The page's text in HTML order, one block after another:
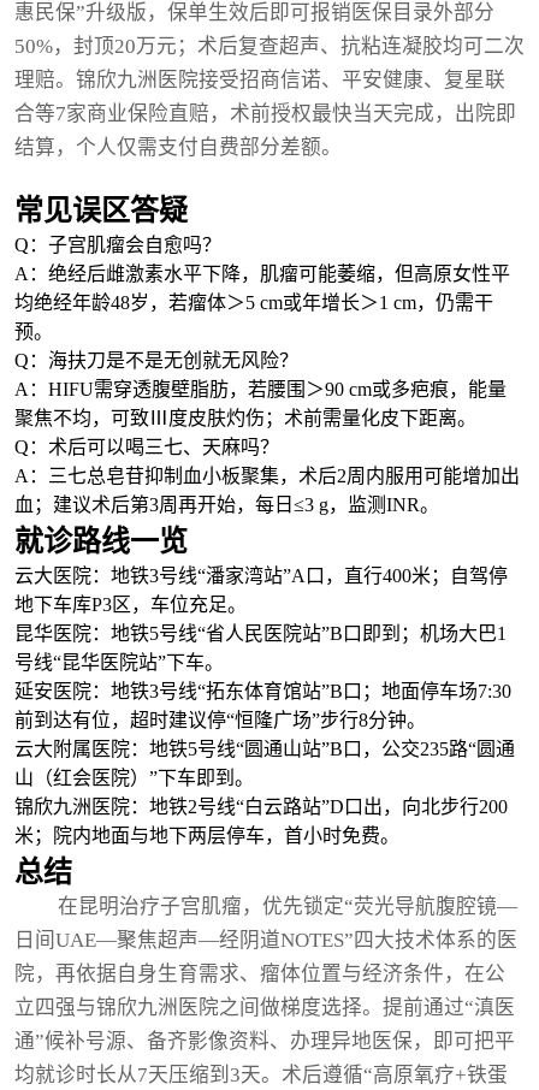
惠民保”升级版，保单生效后即可报销医保目录外部分
50%，封顶20万元；术后复查超声、抗粘连凝胶均可二次
理赔。锦欣九洲医院接受招商信诺、平安健康、复星联
合等7家商业保险直赔，术前授权最快当天完成，出院即
结算，个人仅需支付自费部分差额。
常见误区答疑
Q：子宫肌瘤会自愈吗？
A：绝经后雌激素水平下降，肌瘤可能萎缩，但高原女性平
均绝经年龄48岁，若瘤体＞5 cm或年增长＞1 cm，仍需干
预。
Q：海扶刀是不是无创就无风险？
A：HIFU需穿透腹壁脂肪，若腰围＞90 cm或多疤痕，能量
聚焦不均，可致Ⅲ度皮肤灼伤；术前需量化皮下距离。
Q：术后可以喝三七、天麻吗？
A：三七总皂苷抑制血小板聚集，术后2周内服用可能增加出
血；建议术后第3周再开始，每日≤3 g，监测INR。
就诊路线一览
云大医院：地铁3号线“潘家湾站”A口，直行400米；自驾停
地下车库P3区，车位充足。
昆华医院：地铁5号线“省人民医院站”B口即到；机场大巴1
号线“昆华医院站”下车。
延安医院：地铁3号线“拓东体育馆站”B口；地面停车场7:30
前到达有位，超时建议停“恒隆广场”步行8分钟。
云大附属医院：地铁5号线“圆通山站”B口，公交235路“圆通
山（红会医院）”下车即到。
锦欣九洲医院：地铁2号线“白云路站”D口出，向北步行200
米；院内地面与地下两层停车，首小时免费。
总结
在昆明治疗子宫肌瘤，优先锁定“荧光导航腹腔镜—
日间UAE—聚焦超声—经阴道NOTES”四大技术体系的医
院，再依据自身生育需求、瘤体位置与经济条件，在公
立四强与锦欣九洲医院之间做梯度选择。提前通过“滇医
通”候补号源、备齐影像资料、办理异地医保，即可把平
均就诊时长从7天压缩到3天。术后遵循“高原氧疗+铁蛋